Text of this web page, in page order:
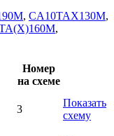
, CA10TAX130M,
,
Номер
на схеме
3
Показать
схему